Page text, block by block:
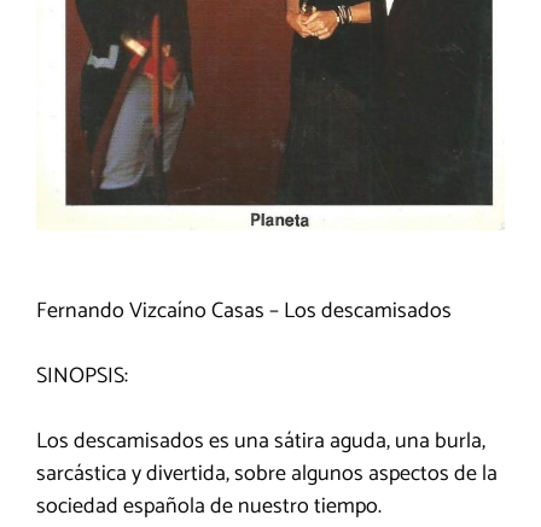
Fernando Vizcaíno Casas – Los descamisados
SINOPSIS:
Los descamisados es una sátira aguda, una burla,
sarcástica y divertida, sobre algunos aspectos de la
sociedad española de nuestro tiempo.